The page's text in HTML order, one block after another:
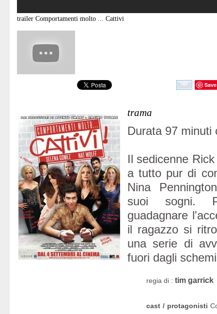
trailer Comportamenti molto ... Cattivi
Save
trama
Durata 97 minuti
Il sedicenne
a tutto pur di
Nina
suoi sogni.
guadagnare
il ragazzo si
una serie di
fuori dagli
regia di : tim garrick
cast / protagonisti